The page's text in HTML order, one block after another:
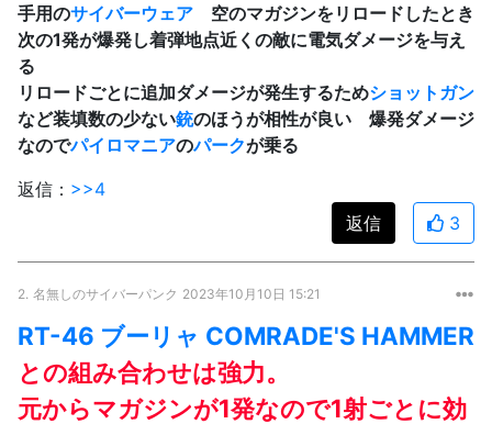
手用のサイバーウェア 空のマガジンをリロードしたとき
次の1発が爆発し着弾地点近くの敵に電気ダメージを与え
る
リロードごとに追加ダメージが発生するためショットガン
など装填数の少ない銃のほうが相性が良い 爆発ダメージ
なのでパイロマニアのパークが乗る
返信： >>4
返信
3
2. 名無しのサイバーパンク 2023年10月10日 15:21
RT-46 ブーリャ COMRADE'S HAMMER
との組み合わせは強力。
元からマガジンが1発なので1射ごとに効